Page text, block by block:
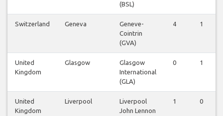
(BSL)
Switzerland Geneva
Geneve-
Cointrin
(GVA)
4 1
United
Kingdom
Glasgow
Glasgow
International
(GLA)
0 1
United
Kingdom
Liverpool
Liverpool
John Lennon
1 0